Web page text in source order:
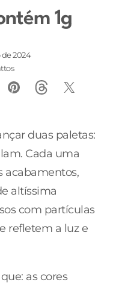
1g
2024
duas paletas:
Cada uma
acabamentos,
altíssima
com partículas
refletem a luz e
as cores